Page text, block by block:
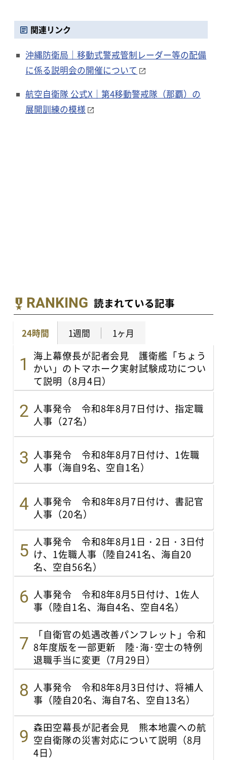
関連リンク
沖縄防衛局｜移動式警戒管制レーダー等の配備
に係る説明会の開催について
航空自衛隊 公式X｜第4移動警戒隊（那覇）の
展開訓練の模様
RANKING 読まれている記事
24時間 1週間 1ヶ月
海上幕僚長が記者会見 護衛艦「ちょう
かい」のトマホーク実射試験成功につい
て説明（8月4日）
人事発令 令和8年8月7日付け、指定職
人事（27名）
人事発令 令和8年8月7日付け、1佐職
人事（海自9名、空自1名）
人事発令 令和8年8月7日付け、書記官
人事（20名）
人事発令 令和8年8月1日・2日・3日付
け、1佐職人事（陸自241名、海自20
名、空自56名）
人事発令 令和8年8月5日付け、1佐人
事（陸自1名、海自4名、空自4名）
「自衛官の処遇改善パンフレット」令和
8年度版を一部更新 陸･海･空士の特例
退職手当に変更（7月29日）
人事発令 令和8年8月3日付け、将補人
事（陸自20名、海自7名、空自13名）
森田空幕長が記者会見 熊本地震への航
空自衛隊の災害対応について説明（8月
4日）